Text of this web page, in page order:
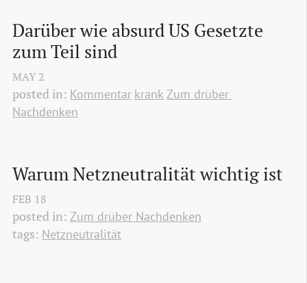
Darüber wie absurd US Gesetzte
zum Teil sind
MAY 2
posted in: Kommentar krank Zum drüber
Nachdenken
Warum Netzneutralität wichtig ist
FEB 18
posted in: Zum drüber Nachdenken
tags: Netzneutralität